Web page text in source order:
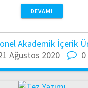
DEVAMI
Akademik İçerik
Ağustos 2020
0